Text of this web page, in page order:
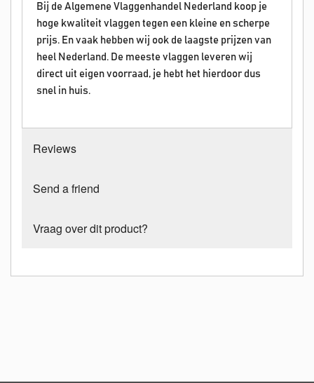
Bij de Algemene Vlaggenhandel Nederland koop je
hoge kwaliteit vlaggen tegen een kleine en scherpe
prijs. En vaak hebben wij ook de laagste prijzen van
heel Nederland. De meeste vlaggen leveren wij
direct uit eigen voorraad, je hebt het hierdoor dus
snel in huis.
Reviews
Send a friend
Vraag over dit product?